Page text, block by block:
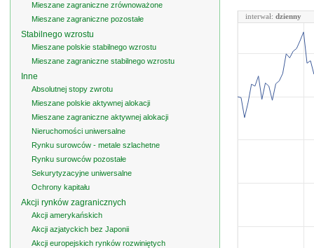
interwał: dzienny
Mieszane zagraniczne zrównoważone
Mieszane zagraniczne pozostałe
Stabilnego wzrostu
Mieszane polskie stabilnego wzrostu
Mieszane zagraniczne stabilnego wzrostu
Inne
Absolutnej stopy zwrotu
Mieszane polskie aktywnej alokacji
Mieszane zagraniczne aktywnej alokacji
Nieruchomości uniwersalne
Rynku surowców - metale szlachetne
Rynku surowców pozostałe
Sekurytyzacyjne uniwersalne
Ochrony kapitału
Akcji rynków zagranicznych
Akcji amerykańskich
Akcji azjatyckich bez Japonii
Akcji europejskich rynków rozwiniętych